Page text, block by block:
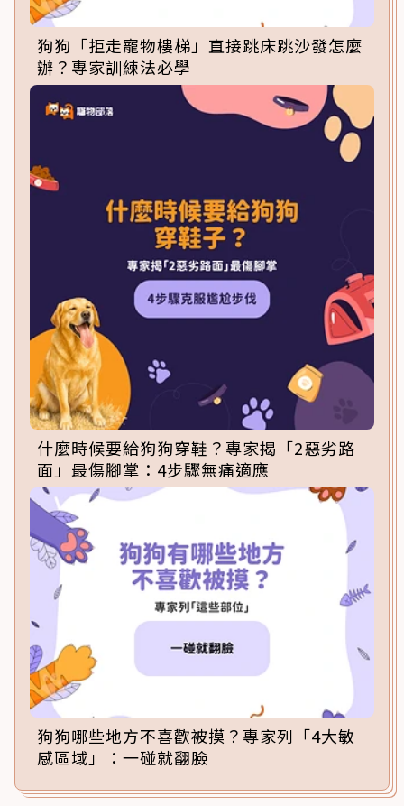
狗狗「拒走寵物樓梯」直接跳床跳沙發怎麼
辦？專家訓練法必學
什麼時候要給狗狗穿鞋？專家揭「2惡劣路
面」最傷腳掌：4步驟無痛適應
狗狗哪些地方不喜歡被摸？專家列「4大敏
感區域」：一碰就翻臉